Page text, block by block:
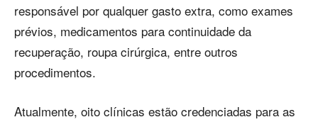
responsável por qualquer gasto extra, como exames
prévios, medicamentos para continuidade da
recuperação, roupa cirúrgica, entre outros
procedimentos.
Atualmente, oito clínicas estão credenciadas para as